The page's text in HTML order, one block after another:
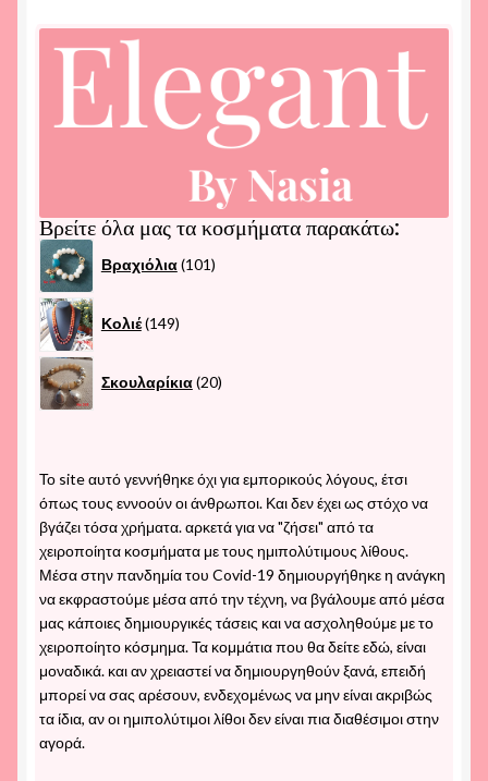
Βρείτε όλα μας τα κοσμήματα παρακάτω:
Βραχιόλια 101προϊόντα
Κολιέ 149προϊόντα
Σκουλαρίκια 20προϊόντα
Το site αυτό γεννήθηκε όχι για εμπορικούς λόγους, έτσι
όπως τους εννοούν οι άνθρωποι. Και δεν έχει ως στόχο να
βγάζει τόσα χρήματα. αρκετά για να "ζήσει" από τα
χειροποίητα κοσμήματα με τους ημιπολύτιμους λίθους.
Μέσα στην πανδημία του Covid-19 δημιουργήθηκε η ανάγκη
να εκφραστούμε μέσα από την τέχνη, να βγάλουμε από μέσα
μας κάποιες δημιουργικές τάσεις και να ασχοληθούμε με το
χειροποίητο κόσμημα. Τα κομμάτια που θα δείτε εδώ, είναι
μοναδικά. και αν χρειαστεί να δημιουργηθούν ξανά, επειδή
μπορεί να σας αρέσουν, ενδεχομένως να μην είναι ακριβώς
τα ίδια, αν οι ημιπολύτιμοι λίθοι δεν είναι πια διαθέσιμοι στην
αγορά.